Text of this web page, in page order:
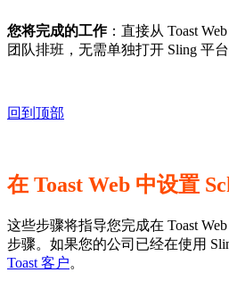
您将完成的工作：直接从 Toast
团队排班，无需单独打开 Sling 平台
回到顶部
在 Toast Web 中设置
这些步骤将指导您完成在 Toast
步骤。如果您的公司已经在使用
Toast 客户。